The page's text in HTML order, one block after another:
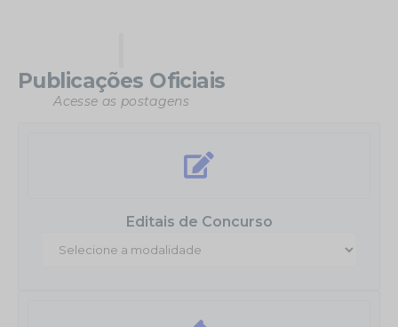
Publicações Oficiais
Acesse as postagens
Editais de Concurso